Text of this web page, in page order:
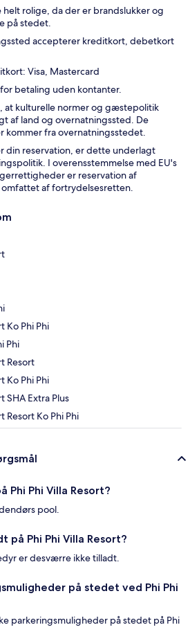
rolige, da der er brandslukker og
på stedet.
accepterer kreditkort, debetkort
Visa, Mastercard
betaling uden kontanter.
at kulturelle normer og gæstepolitik
af land og overnatningssted. De
kommer fra overnatningsstedet.
din reservation, er dette underlagt
I overensstemmelse med EU's
er reservation af
af fortrydelsesretten.
Ko Phi Phi
Phi
Resort
Ko Phi Phi
SHA Extra Plus
Resort Ko Phi Phi
Phi Phi Villa Resort?
pool.
på Phi Phi Villa Resort?
er desværre ikke tilladt.
på stedet ved Phi Phi
parkeringsmuligheder på stedet på Phi